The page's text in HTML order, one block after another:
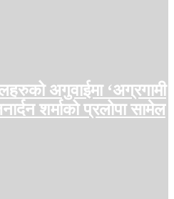
अगुवाईमा ‘अग्रगामी
शर्माको प्रलोपा सामेल